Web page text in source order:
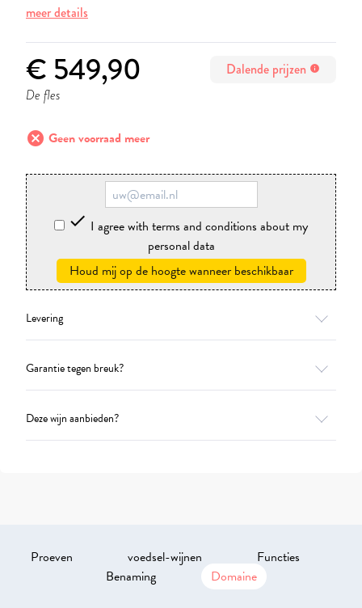
meer details
€ 549,90 Dalende prijzen info
De fles
cancel Geen voorraad meer
 I agree with terms and conditions about my
personal data
Houd mij op de hoogte wanneer beschikbaar
Levering
Garantie tegen breuk?
Deze wijn aanbieden?
Proeven voedsel-wijnen
Functies
Benaming
Domaine